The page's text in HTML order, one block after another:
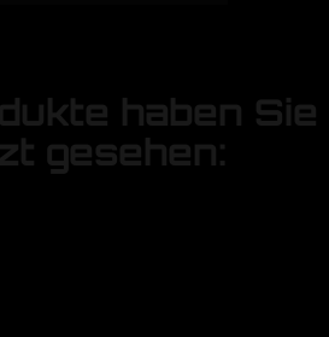
haben Sie
gesehen: